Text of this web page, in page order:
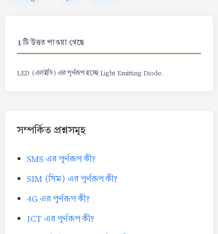
1 টি উত্তর পাওয়া গেছে
LED (এলইডি) এর পূর্ণরূপ হচ্ছে Light Emitting Diode.
সম্পর্কিত প্রশ্নসমূহ
SMS এর পূর্ণরূপ কী?
SIM (সিম) এর পূর্ণরূপ কী?
4G এর পূর্ণরূপ কী?
ICT এর পূর্ণরূপ কী?